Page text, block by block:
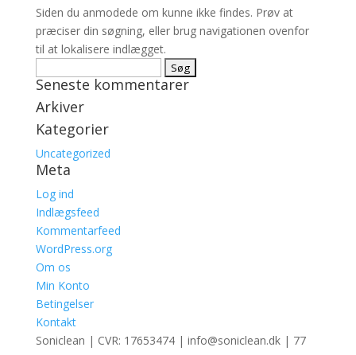
Siden du anmodede om kunne ikke findes. Prøv at
præciser din søgning, eller brug navigationen ovenfor
til at lokalisere indlægget.
efter:
Seneste kommentarer
Arkiver
Kategorier
Uncategorized
Meta
Log ind
Indlægsfeed
Kommentarfeed
WordPress.org
Om os
Min Konto
Betingelser
Kontakt
Soniclean | CVR: 17653474 | info@soniclean.dk | 77